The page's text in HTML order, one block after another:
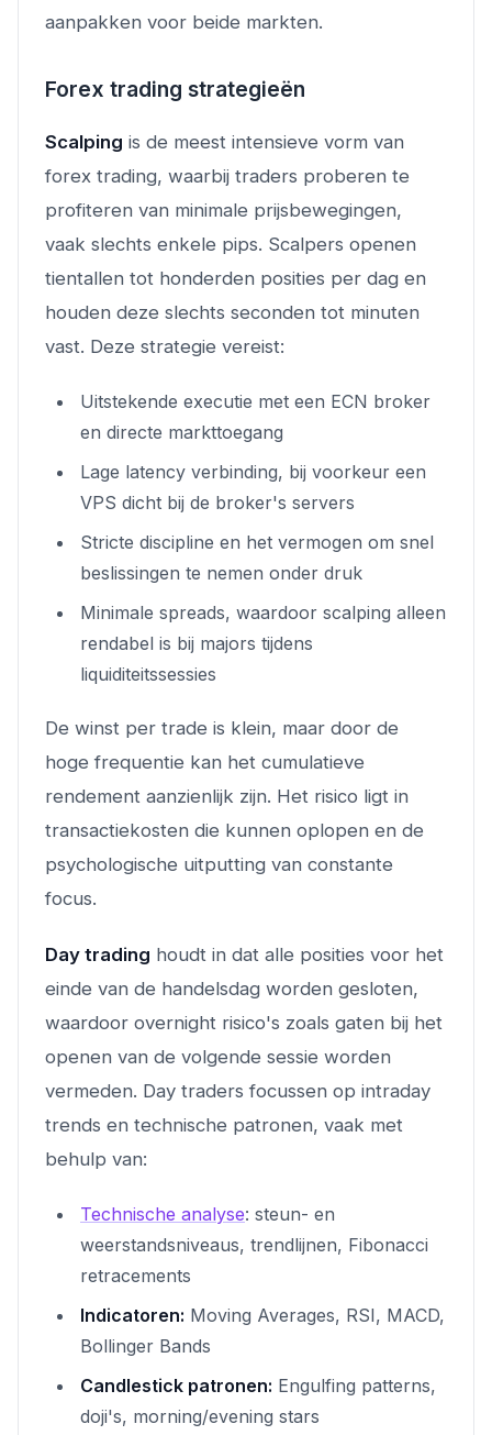
aanpakken voor beide markten.
Forex trading strategieën
Scalping is de meest intensieve vorm van
forex trading, waarbij traders proberen te
profiteren van minimale prijsbewegingen,
vaak slechts enkele pips. Scalpers openen
tientallen tot honderden posities per dag en
houden deze slechts seconden tot minuten
vast. Deze strategie vereist:
Uitstekende executie met een ECN broker
en directe markttoegang
Lage latency verbinding, bij voorkeur een
VPS dicht bij de broker's servers
Stricte discipline en het vermogen om snel
beslissingen te nemen onder druk
Minimale spreads, waardoor scalping alleen
rendabel is bij majors tijdens
liquiditeitssessies
De winst per trade is klein, maar door de
hoge frequentie kan het cumulatieve
rendement aanzienlijk zijn. Het risico ligt in
transactiekosten die kunnen oplopen en de
psychologische uitputting van constante
focus.
Day trading houdt in dat alle posities voor het
einde van de handelsdag worden gesloten,
waardoor overnight risico's zoals gaten bij het
openen van de volgende sessie worden
vermeden. Day traders focussen op intraday
trends en technische patronen, vaak met
behulp van:
Technische analyse: steun- en
weerstandsniveaus, trendlijnen, Fibonacci
retracements
Indicatoren: Moving Averages, RSI, MACD,
Bollinger Bands
Candlestick patronen: Engulfing patterns,
doji's, morning/evening stars